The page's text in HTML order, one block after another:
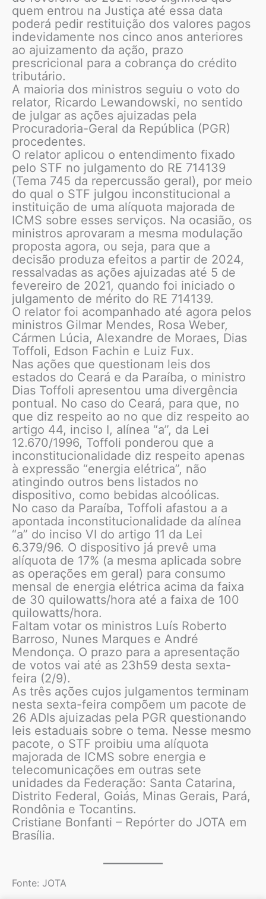
quem entrou na Justiça até essa data
poderá pedir restituição dos valores pagos
indevidamente nos cinco anos anteriores
ao ajuizamento da ação, prazo
prescricional para a cobrança do crédito
tributário.
A maioria dos ministros seguiu o voto do
relator, Ricardo Lewandowski, no sentido
de julgar as ações ajuizadas pela
Procuradoria-Geral da República (PGR)
procedentes.
O relator aplicou o entendimento fixado
pelo STF no julgamento do RE 714139
(Tema 745 da repercussão geral), por meio
do qual o STF julgou inconstitucional a
instituição de uma alíquota majorada de
ICMS sobre esses serviços. Na ocasião, os
ministros aprovaram a mesma modulação
proposta agora, ou seja, para que a
decisão produza efeitos a partir de 2024,
ressalvadas as ações ajuizadas até 5 de
fevereiro de 2021, quando foi iniciado o
julgamento de mérito do RE 714139.
O relator foi acompanhado até agora pelos
ministros Gilmar Mendes, Rosa Weber,
Cármen Lúcia, Alexandre de Moraes, Dias
Toffoli, Edson Fachin e Luiz Fux.
Nas ações que questionam leis dos
estados do Ceará e da Paraíba, o ministro
Dias Toffoli apresentou uma divergência
pontual. No caso do Ceará, para que, no
que diz respeito ao no que diz respeito ao
artigo 44, inciso I, alínea “a”, da Lei
12.670/1996, Toffoli ponderou que a
inconstitucionalidade diz respeito apenas
à expressão “energia elétrica”, não
atingindo outros bens listados no
dispositivo, como bebidas alcoólicas.
No caso da Paraíba, Toffoli afastou a a
apontada inconstitucionalidade da alínea
“a” do inciso VI do artigo 11 da Lei
6.379/96. O dispositivo já prevê uma
alíquota de 17% (a mesma aplicada sobre
as operações em geral) para consumo
mensal de energia elétrica acima da faixa
de 30 quilowatts/hora até a faixa de 100
quilowatts/hora.
Faltam votar os ministros Luís Roberto
Barroso, Nunes Marques e André
Mendonça. O prazo para a apresentação
de votos vai até as 23h59 desta sexta-
feira (2/9).
As três ações cujos julgamentos terminam
nesta sexta-feira compõem um pacote de
26 ADIs ajuizadas pela PGR questionando
leis estaduais sobre o tema. Nesse mesmo
pacote, o STF proibiu uma alíquota
majorada de ICMS sobre energia e
telecomunicações em outras sete
unidades da Federação: Santa Catarina,
Distrito Federal, Goiás, Minas Gerais, Pará,
Rondônia e Tocantins.
Cristiane Bonfanti – Repórter do JOTA em
Brasília.
Fonte: JOTA